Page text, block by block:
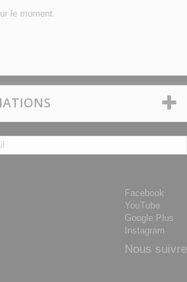
le moment.
Facebook
YouTube
Google Plus
Instagram
Nous suivre